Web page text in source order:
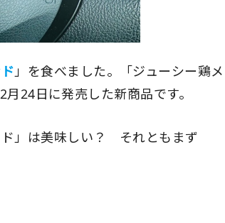
」を食べました。「ジューシー鶏メ
24日に発売した新商品です。
」は美味しい？ それともまず